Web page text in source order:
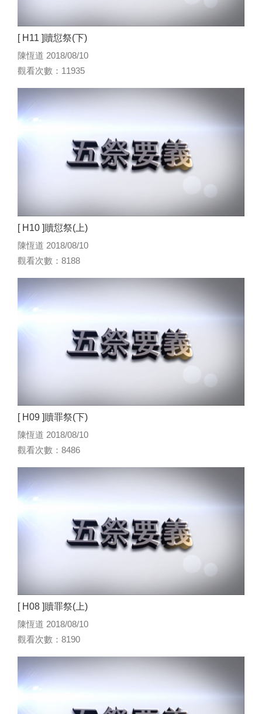
[ H11 ]贖愆祭(下)
陳恆道 2018/08/10
觀看次數：11935
[ H10 ]贖愆祭(上)
陳恆道 2018/08/10
觀看次數：8188
[ H09 ]贖罪祭(下)
陳恆道 2018/08/10
觀看次數：8486
[ H08 ]贖罪祭(上)
陳恆道 2018/08/10
觀看次數：8190